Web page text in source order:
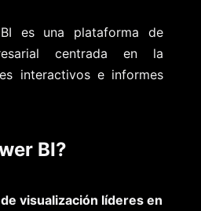
es una plataforma de
centrada en la
interactivos e informes
BI?
visualización líderes en